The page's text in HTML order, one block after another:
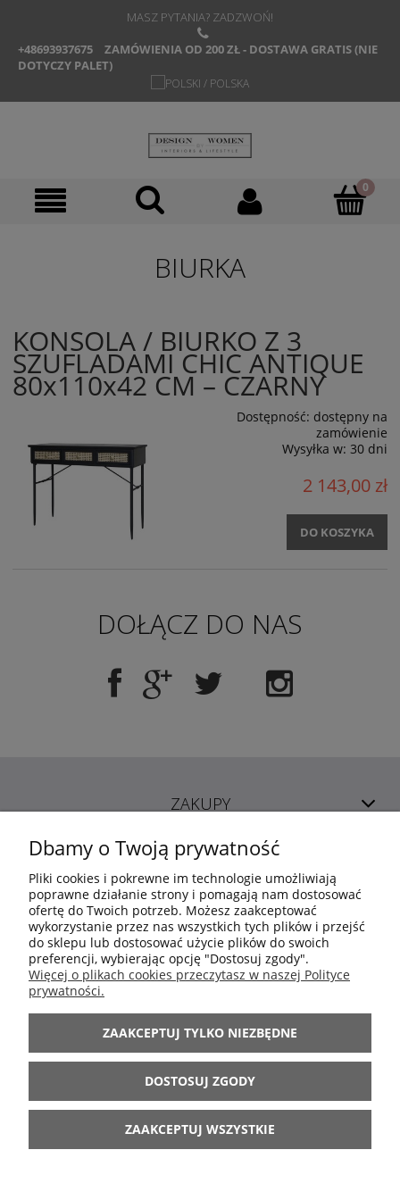
MASZ PYTANIA? ZADZWOŃ!
+48693937675
ZAMÓWIENIA OD 200 ZŁ - DOSTAWA GRATIS (NIE
DOTYCZY PALET)
BIURKA
KONSOLA / BIURKO Z 3
SZUFLADAMI CHIC ANTIQUE
80x110x42 CM – CZARNY
Dostępność: dostępny na
zamówienie
Wysyłka w: 30 dni
2 143,00 zł
DO KOSZYKA
DOŁĄCZ DO NAS
ZAKUPY
POMOC
MOJE KONTO
INFORMACJE
ARANŻACJE
BĄDŹ Z NAMI
Dbamy o Twoją prywatność
Pliki cookies i pokrewne im technologie umożliwiają
poprawne działanie strony i pomagają nam dostosować
ofertę do Twoich potrzeb. Możesz zaakceptować
wykorzystanie przez nas wszystkich tych plików i przejść
do sklepu lub dostosować użycie plików do swoich
preferencji, wybierając opcję "Dostosuj zgody".
Więcej o plikach cookies przeczytasz w naszej Polityce
prywatności.
ZAAKCEPTUJ TYLKO NIEZBĘDNE
DOSTOSUJ ZGODY
ZAAKCEPTUJ WSZYSTKIE